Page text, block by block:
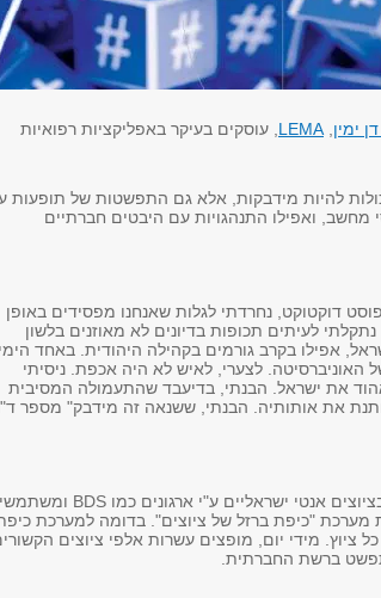
ימין LEMA , עוסקים בעיקר באפליקציות רפואיות
להיות מידבקות, אלא גם התפשטות של תופעות
מחשב, ואפילו התנהגויות עם היבטים חברתיים
דוקטוקט, נחרדתי לגלות שאנחנו מפסידים באופן
לעיתים תכופות בדיונים לא מאוזנים בלשון
אפילו בקרב גורמים בקהילה היהודית. באחד
האוניברסיטה. לצערי, לאיש לא היה אכפת. ניסיתי
את ישראל. הבנתי, בדיעבד שהתעמולה המסיבית
את אותותיה. הבנתי, ששנאה זה מידבק" מספר
אנטי ישראליים ע"י ארגונים כמו BDS
"כיפת ברזל של ציוצים". בדומה למערכת
ציוץ. מידי יום, מופצים עשרות אלפי ציוצים
ברשת החברתית.